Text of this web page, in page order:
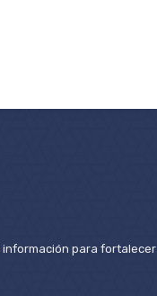
información para fortalecer